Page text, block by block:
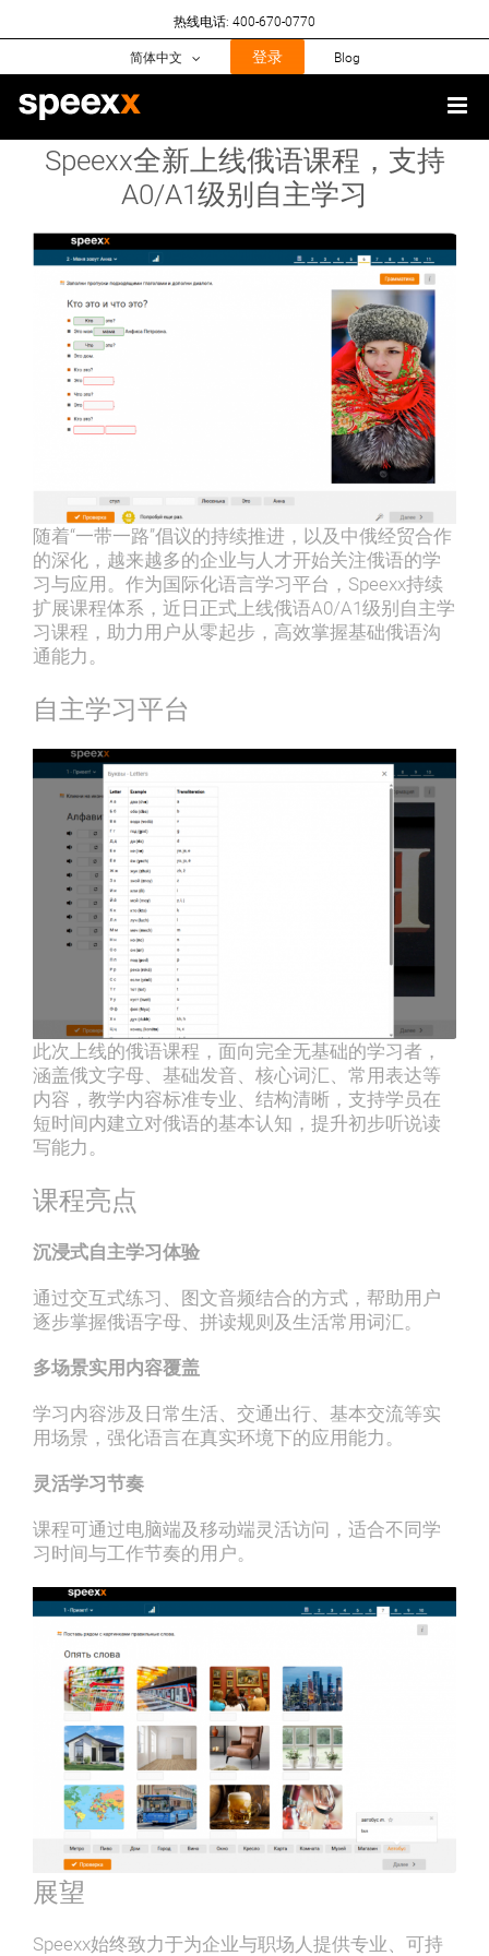
to
热线电话: 400-670-0770
简体中文 登录 Blog
Speexx全新上线俄语课程，⽀持
A0/A1级别⾃主学习
随着“⼀带⼀路”倡议的持续推进，以及中俄经贸合作
的深化，越来越多的企业与⼈才开始关注俄语的学
习与应⽤。作为国际化语⾔学习平台，Speexx持续
扩展课程体系，近⽇正式上线俄语A0/A1级别⾃主学
习课程，助⼒⽤户从零起步，⾼效掌握基础俄语沟
通能⼒。
自主学习平台
此次上线的俄语课程，⾯向完全⽆基础的学习者，
涵盖俄⽂字⺟、基础发⾳、核⼼词汇、常⽤表达等
内容，教学内容标准专业、结构清晰，⽀持学员在
短时间内建⽴对俄语的基本认知，提升初步听说读
写能⼒。
课程亮点
沉浸式⾃主学习体验
通过交互式练习、图⽂⾳频结合的⽅式，帮助⽤户
逐步掌握俄语字⺟、拼读规则及⽣活常⽤词汇。
多场景实⽤内容覆盖
学习内容涉及⽇常⽣活、交通出⾏、基本交流等实
⽤场景，强化语⾔在真实环境下的应⽤能⼒。
灵活学习节奏
课程可通过电脑端及移动端灵活访问，适合不同学
习时间与⼯作节奏的⽤户。
展望
Speexx始终致⼒于为企业与职场⼈提供专业、可持